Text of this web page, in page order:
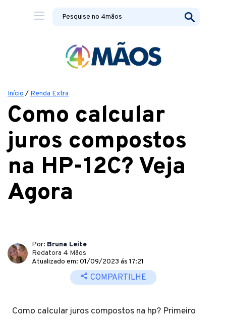
Início / Renda Extra
Como calcular
juros compostos
na HP-12C? Veja
Agora
Por: Bruna Leite
Redatora 4 Mãos
Atualizado em: 01/09/2023 ás 17:21
COMPARTILHE
Como calcular juros compostos na hp? Primeiro